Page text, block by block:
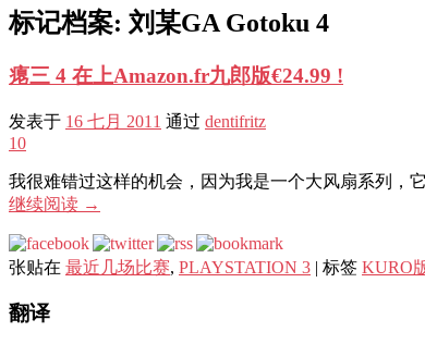
标记档案: 刘某GA Gotoku 4
瘪三 4 在上Amazon.fr九郎版€24.99 !
发表于 16 七月 2011 通过 dentifritz
10
我很难错过这样的机会，因为我是一个大风扇系列，
继续阅读 →
张贴在 最近几场比赛, PLAYSTATION 3 | 标签 KURO
翻译